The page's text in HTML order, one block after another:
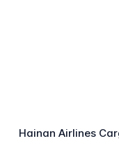
Hainan Airlines